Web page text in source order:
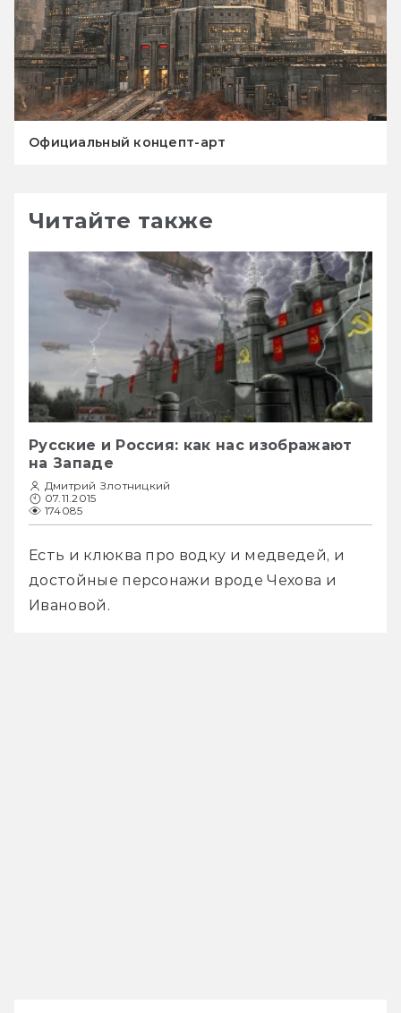
Официальный концепт-арт
Читайте также
Русские и Россия: как нас изображают
на Западе
Дмитрий Злотницкий
07.11.2015
174085
Есть и клюква про водку и медведей, и
достойные персонажи вроде Чехова и
Ивановой.